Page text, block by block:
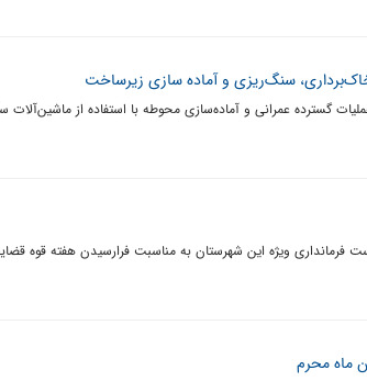
سنگ‌ریزی و آماده سازی زیرساخت
گسترده عمرانی و آماده‌سازی محوطه با استفاده از ماشین‌آلات
فرمانداری ویژه این شهرستان به مناسبت فرارسیدن هفته قوه
ماه محرم